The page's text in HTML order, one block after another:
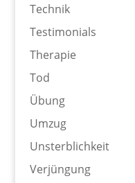
Technik
Testimonials
Therapie
Tod
Übung
Umzug
Unsterblichkeit
Verjüngung